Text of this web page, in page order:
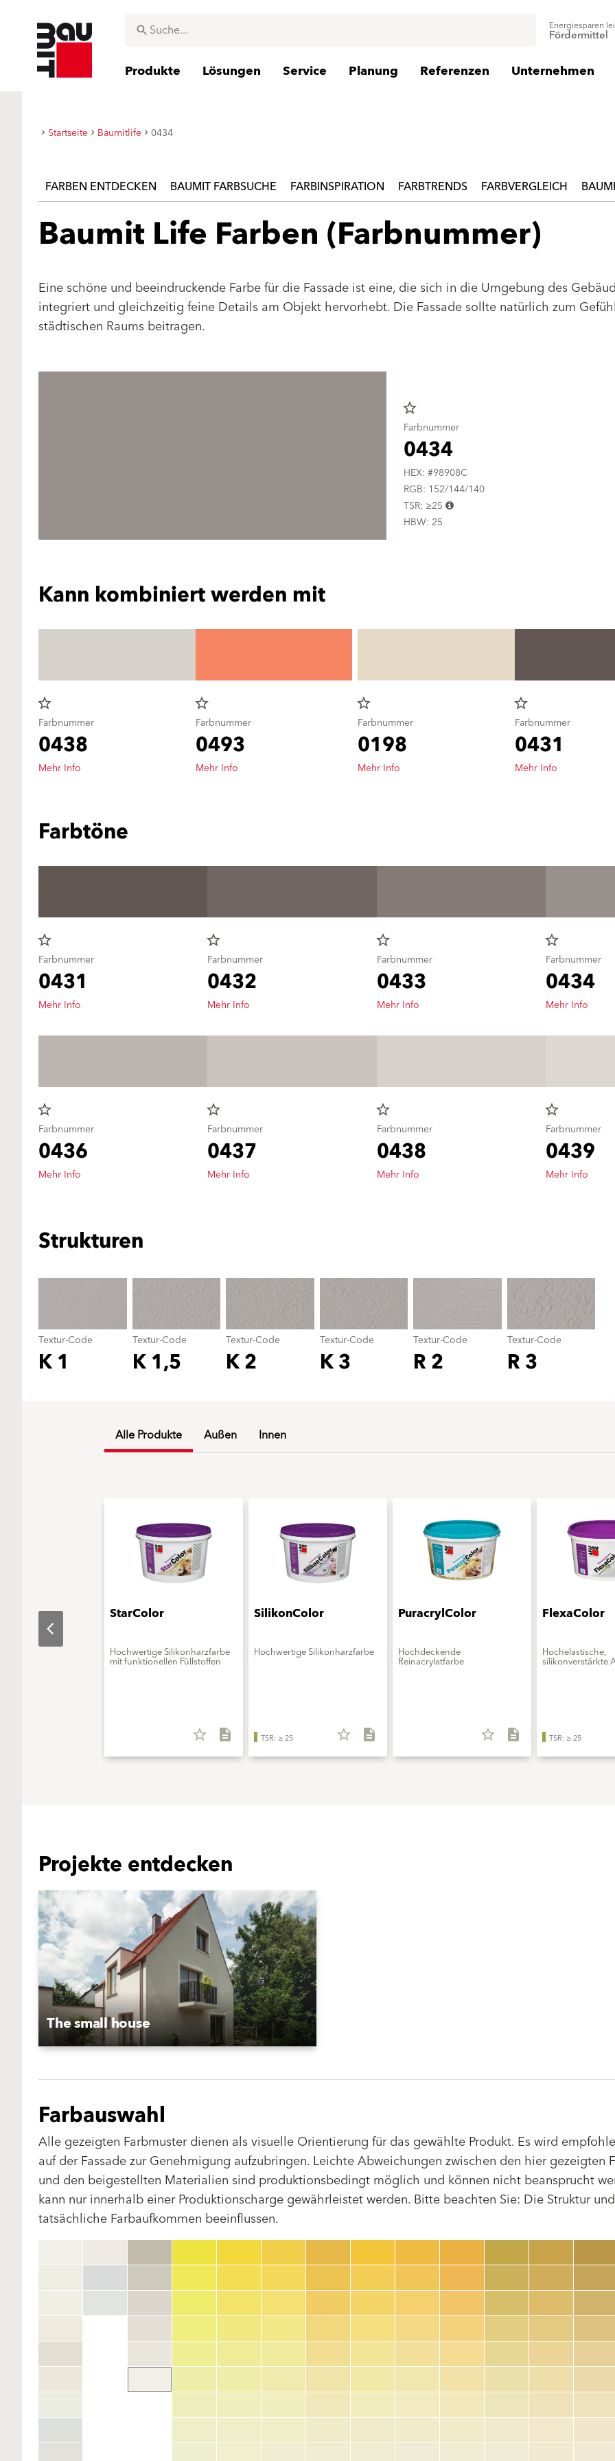
Energiesparen
Fördermittel
Produkte Lösungen Service Planung Referenzen Unternehmen
Startseite Baumitlife 0434
FARBEN ENTDECKEN BAUMIT FARBSUCHE FARBINSPIRATION FARBTRENDS FARBVERGLEICH
Baumit Life Farben (Farbnummer)
Eine schöne und beeindruckende Farbe für die Fassade ist eine, die sich in die Umgebung des
integriert und gleichzeitig feine Details am Objekt hervorhebt. Die Fassade sollte natürlich zum
städtischen Raums beitragen.
star_border
Farbnummer
0434
HEX: #98908C
RGB: 152/144/140
TSR: ≥25
HBW: 25
Kann kombiniert werden mit
star_border
Farbnummer
0438
Mehr Info
star_border
Farbnummer
0493
Mehr Info
star_border
Farbnummer
0198
Mehr Info
star_border
Farbnummer
0431
Mehr Info
Farbtöne
star_border
Farbnummer
0431
Mehr Info
star_border
Farbnummer
0432
Mehr Info
star_border
Farbnummer
0433
Mehr Info
star_border
Farbnummer
0434
Mehr Info
star_border
Farbnummer
0436
Mehr Info
star_border
Farbnummer
0437
Mehr Info
star_border
Farbnummer
0438
Mehr Info
star_border
Farbnummer
0439
Mehr Info
Strukturen
Textur-Code
K 1
Textur-Code
K 1,5
Textur-Code
K 2
Textur-Code
K 3
Textur-Code
R 2
Textur-Code
R 3
Alle Produkte Außen Innen
StarColor
Hochwertige Silikonharzfarbe
mit funktionellen Füllstoffen
star_border description
SilikonColor
Hochwertige Silikonharzfarbe
TSR: ≥ 25 star_border description
PuracrylColor
Hochdeckende
Reinacrylatfarbe
star_border description
FlexaColor
Hochelastische,
silikonverstärkte
TSR: ≥ 25
Projekte entdecken
The small house
Farbauswahl
Alle gezeigten Farbmuster dienen als visuelle Orientierung für das gewählte Produkt. Es wird
auf der Fassade zur Genehmigung aufzubringen. Leichte Abweichungen zwischen den hier gezeigten
und den beigestellten Materialien sind produktionsbedingt möglich und können nicht beansprucht
kann nur innerhalb einer Produktionscharge gewährleistet werden. Bitte beachten Sie: Die Struktur
tatsächliche Farbaufkommen beeinflussen.
color_name
HEX:hex_code
HBW:hbw_code